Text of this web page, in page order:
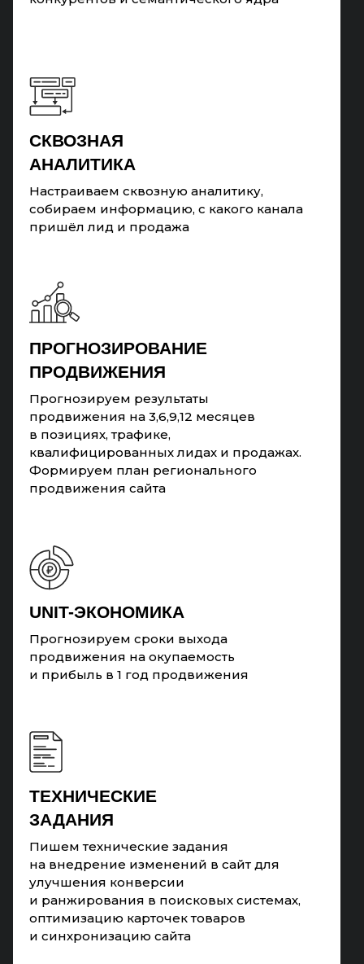
Прогнозируем результаты
продвижения на 3,6,9,12 месяцев
в позициях, трафике,
квалифицированных лидах и продажах.
Формируем план регионального
продвижения сайта
ПРОГНОЗИРОВАНИЕ
ПРОДВИЖЕНИЯ
Прогнозируем сроки выхода
продвижения на окупаемость
и прибыль в 1 год продвижения
UNIT-ЭКОНОМИКА
Настраиваем сквозную аналитику,
собираем информацию, с какого канала
пришёл лид и продажа
СКВОЗНАЯ
АНАЛИТИКА
Пишем технические задания
на внедрение изменений в сайт для
улучшения конверсии
и ранжирования в поисковых системах,
оптимизацию карточек товаров
и синхронизацию сайта
ТЕХНИЧЕСКИЕ
ЗАДАНИЯ